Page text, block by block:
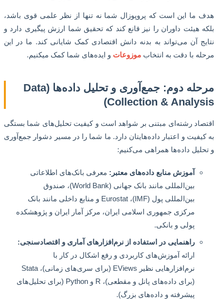
ما این است که پروپوزال شما نه تنها از نظر علمی قوی باشد،
هیئت داوران را نیز قانع کند که تحقیق شما ارزش پیگیری دارد و
آن می‌تواند به بدنه دانش اقتصادی کمک شایانی کند. ما در این
با دقت به انتخابموزوعاتو ایده‌های شما کمک میکنیم.
مرحله دوم: جمع‌آوری و تحلیل داده‌ها (Data
Collection &
رشته‌ای مبتنی بر شواهد است و کیفیت تحلیل‌های شما بستگی
و اعتبار داده‌هایتان دارد. ما شما را در مسیر دشوار جمع‌آوری
داده‌ها همراهی می‌کنیم:
آموزش منابع داده‌های معتبر:معرفی بانک‌های اطلاعاتی
بین‌المللی مانند بانک جهانی (World Bank)، صندوق
بین‌المللی پول (IMF)، Eurostat و منابع داخلی مانند بانک
مرکزی جمهوری اسلامی ایران، مرکز آمار ایران و پژوهشکده
پولی و بانکی.
راهنمایی در استفاده از نرم‌افزارهای آماری و اقتصادسنجی:
ارائه آموزش‌های کاربردی و رفع اشکال در کار با
نرم‌افزارهایی نظیر EViews (برای سری‌های زمانی)، Stata
(برای داده‌های پانل و مقطعی)، R و Python (برای تحلیل‌های
پیشرفته و داده‌های بزرگ).